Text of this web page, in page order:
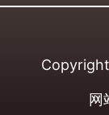
网